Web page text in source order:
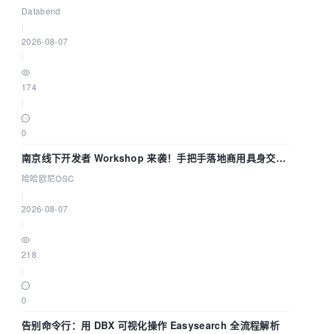
企业构建全链路 Trace 数据管道
Databend
2026-08-07
174
0
南京线下开发者 Workshop 来袭！手把手落地商用具身交互
智能 Agent 应用
哈哈欧尼OSC
2026-08-07
218
0
告别命令行：用 DBX 可视化操作 Easysearch 全流程解析